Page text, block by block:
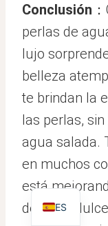
Conclusión
perlas de
lujo
belleza
te brindan la
las perlas,
agua salada.
en muchos
está
de agua
ES
EN
JA
AR
IT
DE
KO